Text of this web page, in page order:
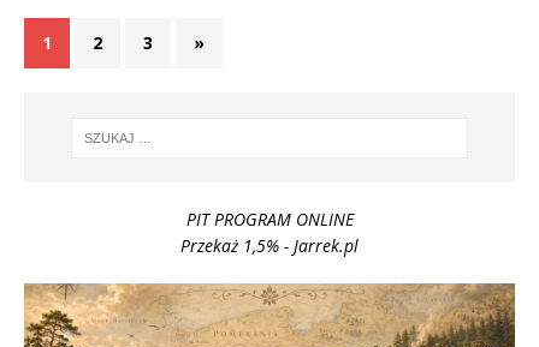
1 2 3 »
PIT PROGRAM ONLINE
Przekaż 1,5% - Jarrek.pl